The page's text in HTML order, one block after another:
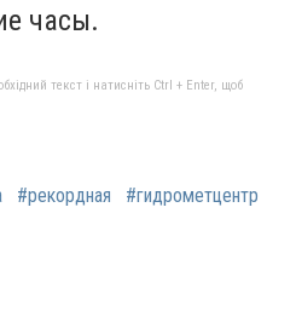
часы.
текст і натисніть Ctrl + Enter, щоб
#рекордная
#гидрометцентр